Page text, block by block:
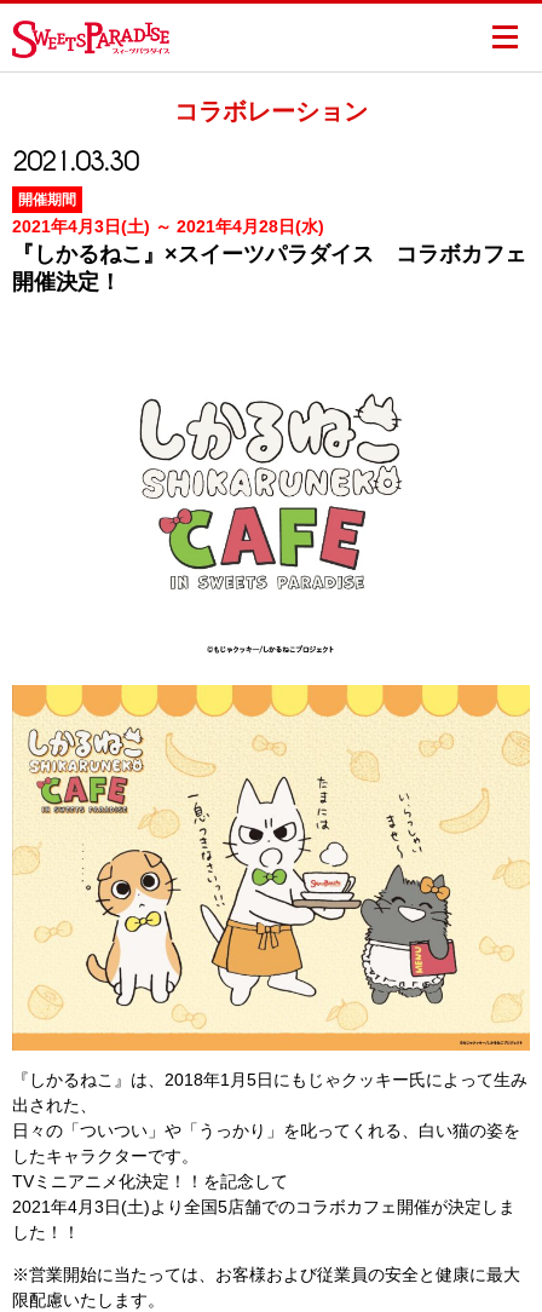
コラボレーション
2021.03.30
開催期間
2021年4月3日(土) ～ 2021年4月28日(水)
『しかるねこ』×スイーツパラダイス コラボカフェ
開催決定！
『しかるねこ』は、2018年1月5日にもじゃクッキー氏によって生み
出された、
日々の「ついつい」や「うっかり」を叱ってくれる、白い猫の姿を
したキャラクターです。
TVミニアニメ化決定！！を記念して
2021年4月3日(土)より全国5店舗でのコラボカフェ開催が決定しま
した！！
※営業開始に当たっては、お客様および従業員の安全と健康に最大
限配慮いたします。